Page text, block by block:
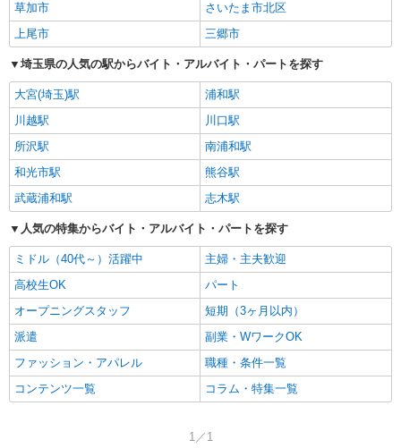
草加市
さいたま市北区
上尾市
三郷市
埼玉県の人気の駅からバイト・アルバイト・パートを探す
大宮(埼玉)駅
浦和駅
川越駅
川口駅
所沢駅
南浦和駅
和光市駅
熊谷駅
武蔵浦和駅
志木駅
人気の特集からバイト・アルバイト・パートを探す
ミドル（40代～）活躍中
主婦・主夫歓迎
高校生OK
パート
オープニングスタッフ
短期（3ヶ月以内）
派遣
副業・WワークOK
ファッション・アパレル
職種・条件一覧
コンテンツ一覧
コラム・特集一覧
1／1